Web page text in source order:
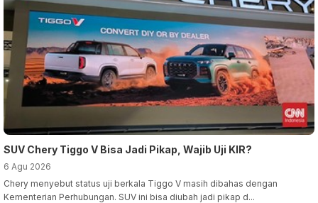
SUV Chery Tiggo V Bisa Jadi Pikap, Wajib Uji KIR?
6 Agu 2026
Chery menyebut status uji berkala Tiggo V masih dibahas dengan
Kementerian Perhubungan. SUV ini bisa diubah jadi pikap d...